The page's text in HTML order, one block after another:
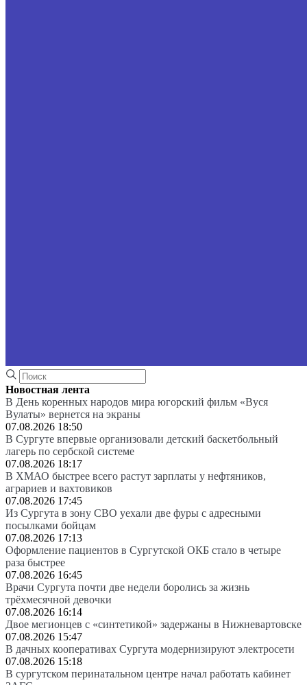
Новостная лента
В День коренных народов мира югорский фильм «Вуся
Вулаты» вернется на экраны
07.08.2026 18:50
В Сургуте впервые организовали детский баскетбольный
лагерь по сербской системе
07.08.2026 18:17
В ХМАО быстрее всего растут зарплаты у нефтяников,
аграриев и вахтовиков
07.08.2026 17:45
Из Сургута в зону СВО уехали две фуры с адресными
посылками бойцам
07.08.2026 17:13
Оформление пациентов в Сургутской ОКБ стало в четыре
раза быстрее
07.08.2026 16:45
Врачи Сургута почти две недели боролись за жизнь
трёхмесячной девочки
07.08.2026 16:14
Двое мегионцев с «синтетикой» задержаны в Нижневартовске
07.08.2026 15:47
В дачных кооперативах Сургута модернизируют электросети
07.08.2026 15:18
В сургутском перинатальном центре начал работать кабинет